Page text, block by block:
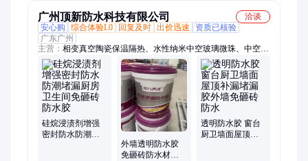
广州顶新防水科技有限公司
洽谈
安心购
综合体验L0 回复及时 出价迅速
资质已核验
广东广州
主营： 相变真空陶瓷保温隔热、水性纳米中空玻璃微珠、中空玻
璃微珠保温隔热、2H隔热保温全效凝胶、陶瓷凝胶绝热系统、
渗透结晶防水涂料、反射隔热涂料、水性防锈漆、固砂宝、隔音
涂料、吸音涂料、防腐涂料、水性气硅涂膏
硅烷浸渍剂增强
密封防水防潮堵
外墙透明防水胶
免砸砖防水材料
透明防水胶 窗台
厨卫墙面屋顶补